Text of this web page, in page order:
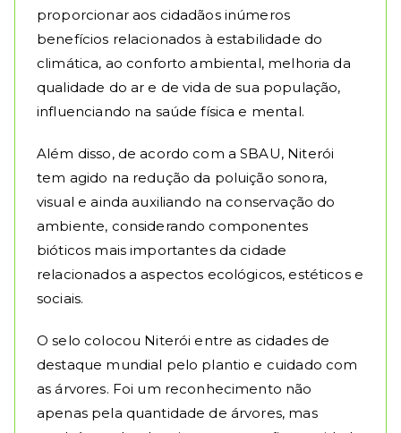
proporcionar aos cidadãos inúmeros
benefícios relacionados à estabilidade do
climática, ao conforto ambiental, melhoria da
qualidade do ar e de vida de sua população,
influenciando na saúde física e mental.
Além disso, de acordo com a SBAU, Niterói
tem agido na redução da poluição sonora,
visual e ainda auxiliando na conservação do
ambiente, considerando componentes
bióticos mais importantes da cidade
relacionados a aspectos ecológicos, estéticos e
sociais.
O selo colocou Niterói entre as cidades de
destaque mundial pelo plantio e cuidado com
as árvores. Foi um reconhecimento não
apenas pela quantidade de árvores, mas